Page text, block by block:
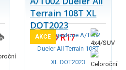
Terrain 108T XL
DOT2023
225/70 R17
AKCE